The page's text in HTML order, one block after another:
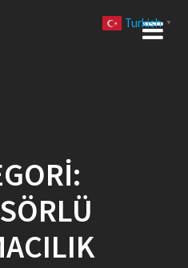
Turkish ▼